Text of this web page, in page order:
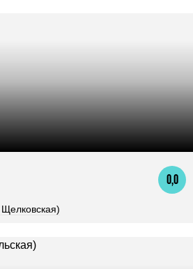
0,0
Щелковская)